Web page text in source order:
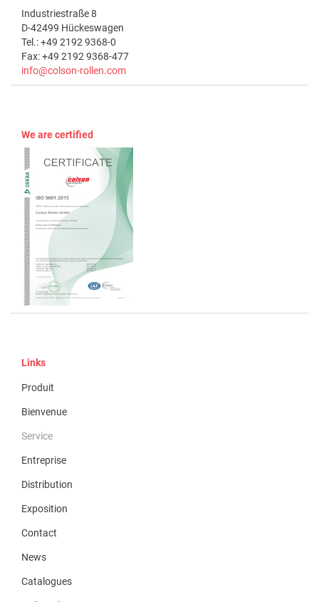
Industriestraße 8
D-42499 Hückeswagen
Tel.: +49 2192 9368-0
Fax: +49 2192 9368-477
info@colson-rollen.com
We are certified
Links
Produit
Bienvenue
Service
Entreprise
Distribution
Exposition
Contact
News
Catalogues